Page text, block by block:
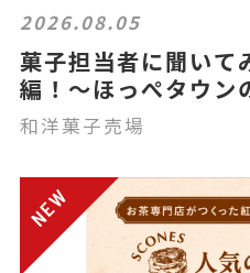
2026.08.05
菓子担当者に聞いて
編！～ほっぺタウン
キング～
和洋菓子売場